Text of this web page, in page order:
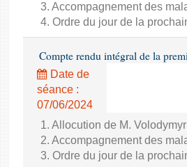
3. Accompagnement des
4. Ordre du jour de la
Compte rendu intégral de la
Date de
séance :
07/06/2024
1. Allocution de M.
2. Accompagnement des
3. Ordre du jour de la